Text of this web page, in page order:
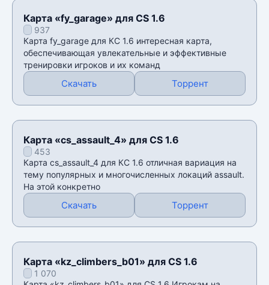
Карта «fy_garage» для CS 1.6
937
Карта fy_garage для КС 1.6 интересная карта,
обеспечивающая увлекательные и эффективные
тренировки игроков и их команд
Скачать Торрент
Карта «cs_assault_4» для CS 1.6
453
Карта cs_assault_4 для КС 1.6 отличная вариация на
тему популярных и многочисленных локаций assault.
На этой конкретно
Скачать Торрент
Карта «kz_climbers_b01» для CS 1.6
1 070